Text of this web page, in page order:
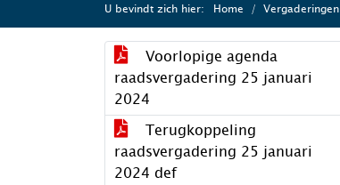
U bevindt zich hier: Home Vergaderingen
Voorlopige agenda
raadsvergadering 25 januari
2024
Terugkoppeling
raadsvergadering 25 januari
2024 def